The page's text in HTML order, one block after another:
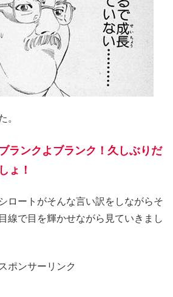
。
ランクよブランク！久しぶりだ
ょ！
ロートがそんな言い訳をしながらそ
線で目を輝かせながら見ていきまし
スポンサーリンク